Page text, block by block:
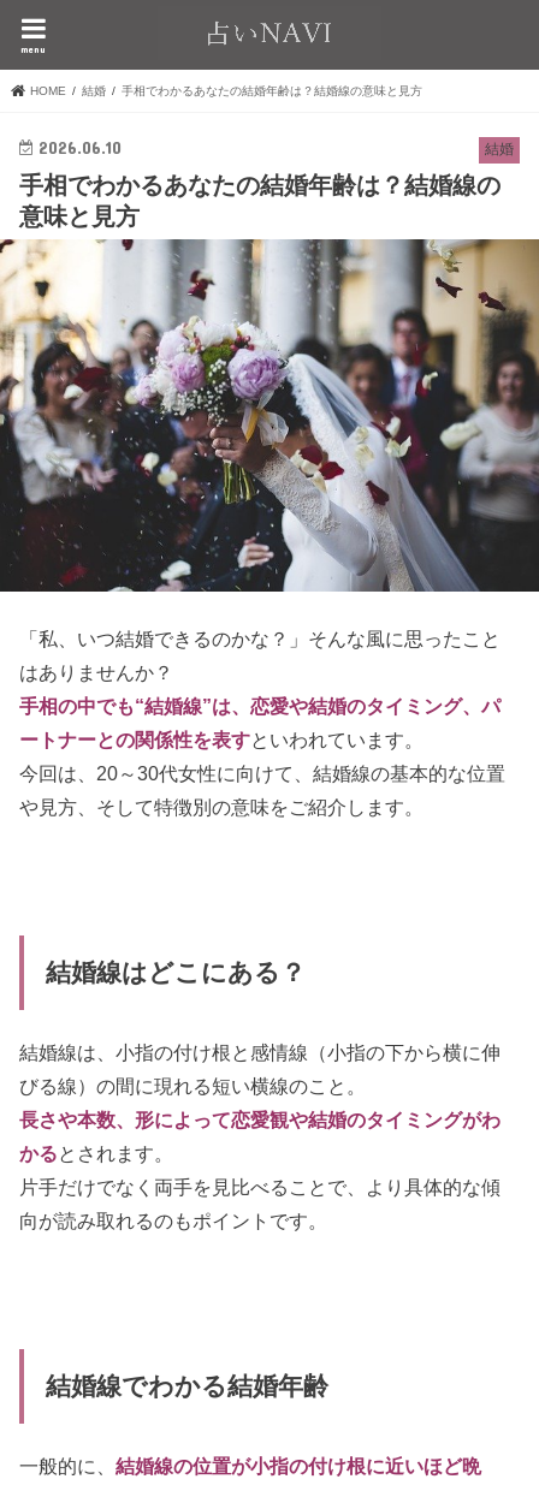
menu
HOME 結婚 手相でわかるあなたの結婚年齢は？結婚線の意味と見方
結婚
2026.06.10
手相でわかるあなたの結婚年齢は？結婚線の
意味と見方
「私、いつ結婚できるのかな？」そんな風に思ったこと
はありませんか？
手相の中でも“結婚線”は、恋愛や結婚のタイミング、パ
ートナーとの関係性を表すといわれています。
今回は、20～30代女性に向けて、結婚線の基本的な位置
や見方、そして特徴別の意味をご紹介します。
結婚線はどこにある？
結婚線は、小指の付け根と感情線（小指の下から横に伸
びる線）の間に現れる短い横線のこと。
長さや本数、形によって恋愛観や結婚のタイミングがわ
かるとされます。
片手だけでなく両手を見比べることで、より具体的な傾
向が読み取れるのもポイントです。
結婚線でわかる結婚年齢
一般的に、結婚線の位置が小指の付け根に近いほど晩